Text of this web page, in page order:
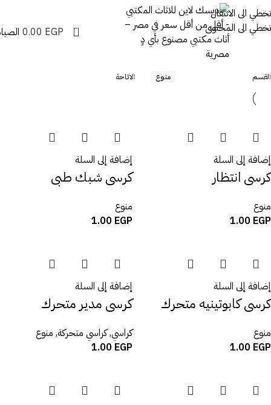
تخطي الى الانتقال
تخطي الى المحتوى
0
0.00 EGP
القسم منوع الاتاحة
إضافة إلى السلة
كرسى انتظار
منوع
1.00 EGP
إضافة إلى السلة
كرسى شبك طبى
منوع
1.00 EGP
إضافة إلى السلة
كرسى كابوتينيه متحرك
منوع
1.00 EGP
إضافة إلى السلة
كرسى مدير متحرك
كراسي,كراسي متحركة, منوع
1.00 EGP